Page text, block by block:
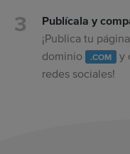
Publícala y
¡Publica tu
dominio
.COM
y
redes sociales!